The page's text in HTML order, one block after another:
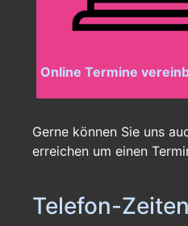
Online Termine
Gerne können Sie uns
erreichen um einen
Telefon-Zeiten